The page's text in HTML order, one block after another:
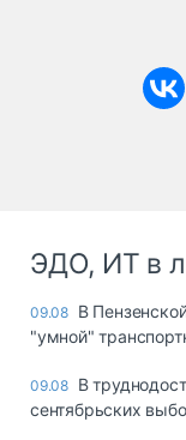
ЭДО, ИТ в
09.08 В
"умной"
09.08 В
сентябрьских